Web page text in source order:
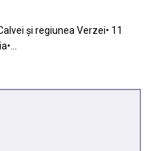
și regiunea Verzei• 11